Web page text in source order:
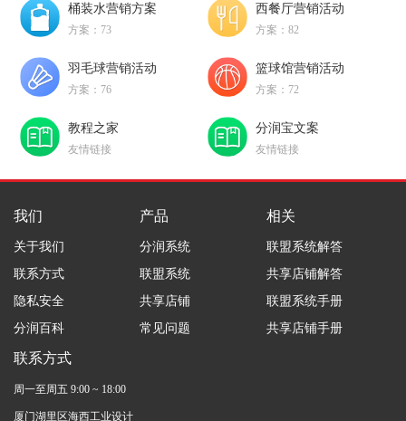
桶装水营销方案
方案：73
西餐厅营销活动
方案：82
羽毛球营销活动
方案：76
篮球馆营销活动
方案：72
教程之家
友情链接
分润宝文案
友情链接
我们
关于我们
联系方式
隐私安全
分润百科
产品
分润系统
联盟系统
共享店铺
常见问题
相关
联盟系统解答
共享店铺解答
联盟系统手册
共享店铺手册
联系方式
周一至周五 9:00 ~ 18:00
厦门湖里区海西工业设计